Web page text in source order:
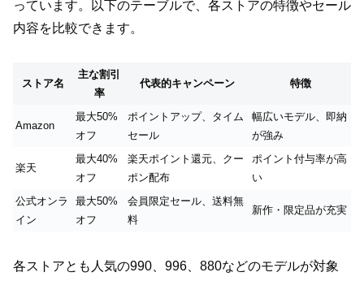
っています。以下のテーブルで、各ストアの特徴やセール
内容を比較できます。
ストア名
主な割引
率
代表的キャンペーン 特徴
Amazon
最大50%
オフ
ポイントアップ、タイム
セール
幅広いモデル、即納
が強み
楽天
最大40%
オフ
楽天ポイント還元、クー
ポン配布
ポイント付与率が高
い
公式オンラ
イン
最大50%
オフ
会員限定セール、送料無
料
新作・限定品が充実
各ストアとも人気の990、996、880などのモデルが対象